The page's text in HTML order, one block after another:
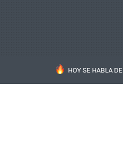
HOY SE HABLA DE